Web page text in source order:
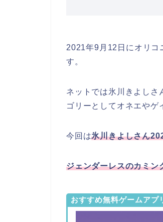
2021年9月12日にオリコ
す。
ネットでは氷川きよしさ
ゴリーとしてオネエやゲ
今回は氷川きよしさん
ジェンダーレスのカミン
おすすめ無料ゲームアプ